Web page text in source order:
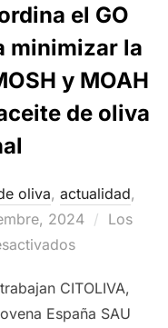
el GO
minimizar la
y MOAH
de oliva
oliva, actualidad,
2024
Los
CITOLIVA,
España SAU